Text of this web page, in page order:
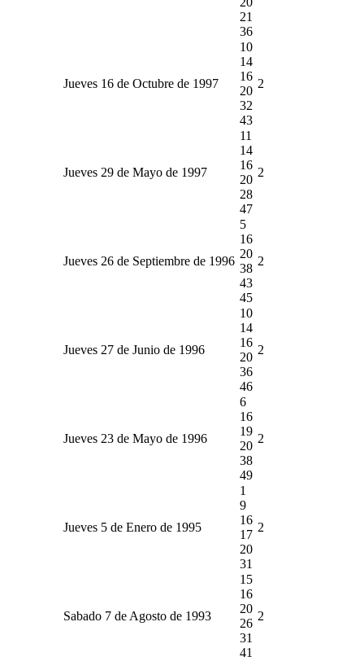
21
36
Jueves 16 de Octubre de 1997
10
14
16
20
32
43
2
Jueves 29 de Mayo de 1997
11
14
16
20
28
47
2
Jueves 26 de Septiembre de 1996
5
16
20
38
43
45
2
Jueves 27 de Junio de 1996
10
14
16
20
36
46
2
Jueves 23 de Mayo de 1996
6
16
19
20
38
49
2
Jueves 5 de Enero de 1995
1
9
16
17
20
31
2
Sabado 7 de Agosto de 1993
15
16
20
26
31
41
2